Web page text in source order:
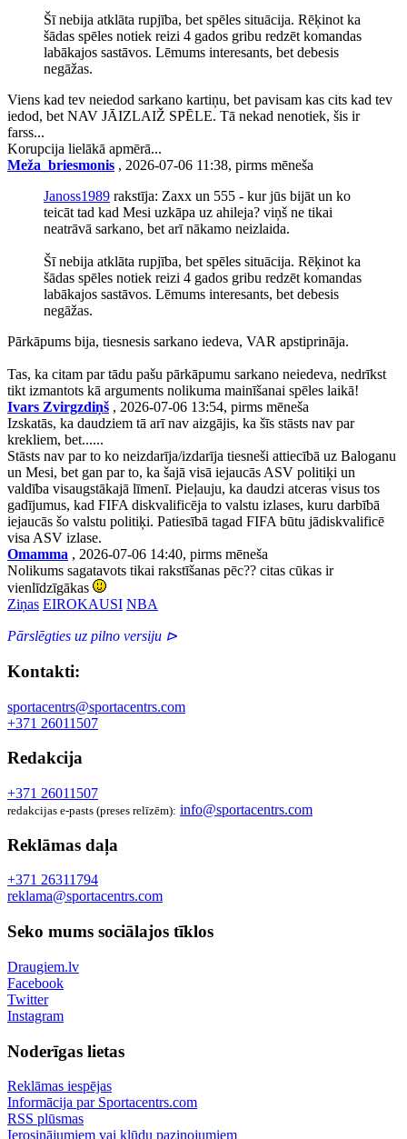
Šī nebija atklāta rupjība, bet spēles situācija. Rēķinot ka
šādas spēles notiek reizi 4 gados gribu redzēt komandas
labākajos sastāvos. Lēmums interesants, bet debesis
negāžas.
Viens kad tev neiedod sarkano kartiņu, bet pavisam kas cits kad tev
iedod, bet NAV JĀIZLAIŽ SPĒLE. Tā nekad nenotiek, šis ir
farss...
Korupcija lielākā apmērā...
Meža_briesmonis , 2026-07-06 11:38, pirms mēneša
Janoss1989 rakstīja: Zaxx un 555 - kur jūs bijāt un ko
teicāt tad kad Mesi uzkāpa uz ahileja? viņš ne tikai
neatrāvā sarkano, bet arī nākamo neizlaida.
Šī nebija atklāta rupjība, bet spēles situācija. Rēķinot ka
šādas spēles notiek reizi 4 gados gribu redzēt komandas
labākajos sastāvos. Lēmums interesants, bet debesis
negāžas.
Pārkāpums bija, tiesnesis sarkano iedeva, VAR apstiprināja.
Tas, ka citam par tādu pašu pārkāpumu sarkano neiedeva, nedrīkst
tikt izmantots kā arguments nolikuma mainīšanai spēles laikā!
Ivars Zvirgzdiņš , 2026-07-06 13:54, pirms mēneša
Izskatās, ka daudziem tā arī nav aizgājis, ka šīs stāsts nav par
krekliem, bet......
Stāsts nav par to ko neizdarīja/izdarīja tiesneši attiecībā uz Baloganu
un Mesi, bet gan par to, ka šajā visā iejaucās ASV politiķi un
valdība visaugstākajā līmenī. Pieļauju, ka daudzi atceras visus tos
gadījumus, kad FIFA diskvalificēja to valstu izlases, kuru darbībā
iejaucās šo valstu politiķi. Patiesībā tagad FIFA būtu jādiskvalificē
visa ASV izlase.
Omamma , 2026-07-06 14:40, pirms mēneša
Nolikums sagatavots tikai rakstīšanas pēc?? citas cūkas ir
vienlīdzīgākas
Ziņas EIROKAUSI NBA
Pārslēgties uz pilno versiju ⊳
Kontakti:
sportacentrs@sportacentrs.com
+371 26011507
Redakcija
+371 26011507
redakcijas e-pasts (preses relīzēm): info@sportacentrs.com
Reklāmas daļa
+371 26311794
reklama@sportacentrs.com
Seko mums sociālajos tīklos
Draugiem.lv
Facebook
Twitter
Instagram
Noderīgas lietas
Reklāmas iespējas
Informācija par Sportacentrs.com
RSS plūsmas
Ierosinājumiem vai kļūdu paziņojumiem